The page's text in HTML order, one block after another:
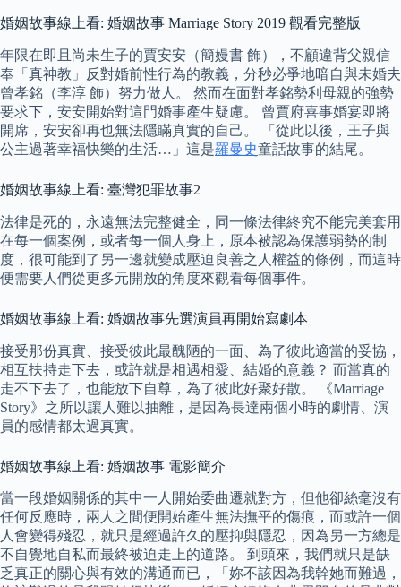
婚姻故事線上看: 婚姻故事 Marriage Story 2019 觀看完整版
年限在即且尚未生子的賈安安（簡嫚書 飾），不顧違背父親信
奉「真神教」反對婚前性行為的教義，分秒必爭地暗自與未婚夫
曾孝銘（李淳 飾）努力做人。 然而在面對孝銘勢利母親的強勢
要求下，安安開始對這門婚事產生疑慮。 曾賈府喜事婚宴即將
開席，安安卻再也無法隱瞞真實的自己。 「從此以後，王子與
公主過著幸福快樂的生活…」這是羅曼史童話故事的結尾。
婚姻故事線上看: 臺灣犯罪故事2
法律是死的，永遠無法完整健全，同一條法律終究不能完美套用
在每一個案例，或者每一個人身上，原本被認為保護弱勢的制
度，很可能到了另一邊就變成壓迫良善之人權益的條例，而這時
便需要人們從更多元開放的角度來觀看每個事件。
婚姻故事線上看: 婚姻故事先選演員再開始寫劇本
接受那份真實、接受彼此最醜陋的一面、為了彼此適當的妥協，
相互扶持走下去，或許就是相遇相愛、結婚的意義？ 而當真的
走不下去了，也能放下自尊，為了彼此好聚好散。 《Marriage
Story》之所以讓人難以抽離，是因為長達兩個小時的劇情、演
員的感情都太過真實。
婚姻故事線上看: 婚姻故事 電影簡介
當一段婚姻關係的其中一人開始委曲遷就對方，但他卻絲毫沒有
任何反應時，兩人之間便開始產生無法撫平的傷痕，而或許一個
人會變得殘忍，就只是經過許久的壓抑與隱忍，因為另一方總是
不自覺地自私而最終被迫走上的道路。 到頭來，我們就只是缺
乏真正的關心與有效的溝通而已，「妳不該因為我幹她而難過，